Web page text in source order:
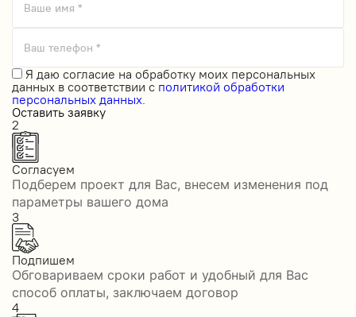
Ваше имя *
Ваш телефон *
Я даю согласие на обработку моих персональных
данных в соответствии с политикой обработки
персональных данных.
Оставить заявку
2
Согласуем
Подберем проект для Вас, внесем изменения под
параметры вашего дома
3
Подпишем
Обговариваем сроки работ и удобный для Вас
способ оплаты, заключаем договор
4